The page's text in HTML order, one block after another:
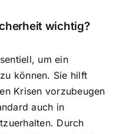
wichtig?
um ein
können. Sie hilft
Krisen vorzubeugen
auch in
Durch